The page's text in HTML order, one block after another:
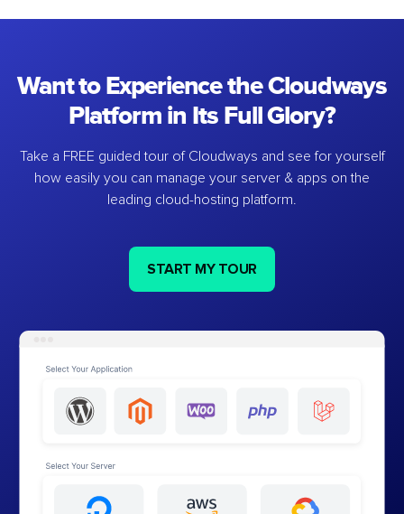
Want to Experience the Cloudways
Platform in Its Full Glory?
Take a FREE guided tour of Cloudways and see for yourself
how easily you can manage your server & apps on the
leading cloud-hosting platform.
START MY TOUR